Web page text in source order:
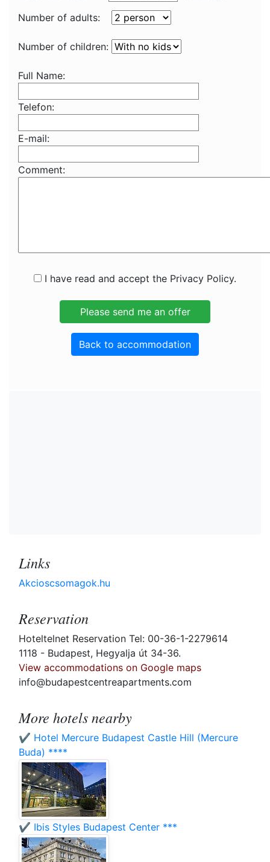
Number of adults:
Number of children:
Full Name:
Telefon:
E-mail:
Comment:
I have read and accept the Privacy Policy.
Back to accommodation
Links
Akcioscsomagok.hu
Reservation
Hoteltelnet Reservation Tel: 00-36-1-2279614
1118 - Budapest, Hegyalja út 34-36.
View accommodations on Google maps
info@budapestcentreapartments.com
More hotels nearby
✔️ Hotel Mercure Budapest Castle Hill (Mercure
Buda) ****
✔️ Ibis Styles Budapest Center ***